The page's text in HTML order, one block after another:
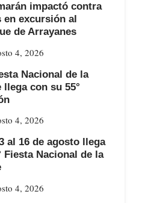
impactó contra
en excursión al
de Arrayanes
4, 2026
Nacional de la
llega con su 55°
4, 2026
al 16 de agosto llega
Fiesta Nacional de la
4, 2026